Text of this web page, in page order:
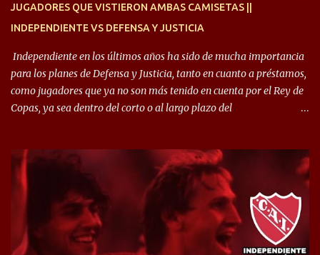
JUGADORES QUE VISTIERON AMBAS CAMISETAS ||
INDEPENDIENTE VS DEFENSA Y JUSTICIA
Independiente en los últimos años ha sido de mucha importancia
para los planes de Defensa y Justicia, tanto en cuanto a préstamos,
como jugadores que ya no son más tenido en cuenta por el Rey de
Copas, ya sea dentro del corto o al largo plazo del
Halcón de Varela, como lo es Brian Romero, quien paso a
préstamo allí durante el último mercado de pases y ha rendido de
gran manera, convirtiendo goles importantes, sobre todo en la
copa sudamericana. Pero no sucedió lo mismo en cuanto al
rendimiento que ha producido en el Rojo. Pasando a jugadores que
jugaron en Defensa y ahora están en el rojo, tenemos a la dupla